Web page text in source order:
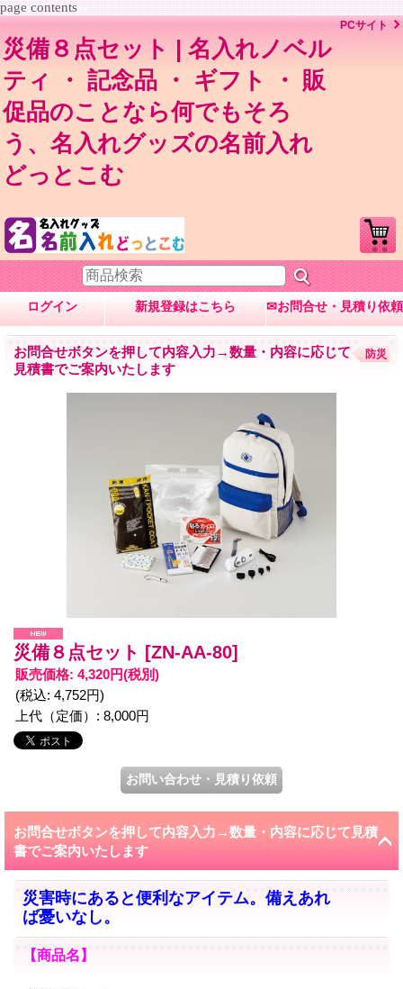
page contents
災備８点セット | 名入れノベル
ティ ・ 記念品 ・ ギフト ・ 販
促品のことなら何でもそろ
う、名入れグッズの名前入れ
どっとこむ
PCサイト
ログイン 新規登録はこちら ✉お問合せ・見積り依頼
お問合せボタンを押して内容入力→数量・内容に応じて
見積書でご案内いたします
防災
災備８点セット [ZN-AA-80]
販売価格: 4,320円(税別)
(税込: 4,752円)
上代（定価） : 8,000円
お問合せボタンを押して内容入力→数量・内容に応じて見積
書でご案内いたします
災害時にあると便利なアイテム。備えあれ
ば憂いなし。
【商品名】